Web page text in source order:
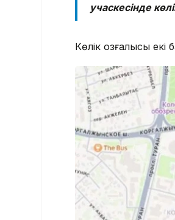
учаскесінде
Көлік қозғалысы